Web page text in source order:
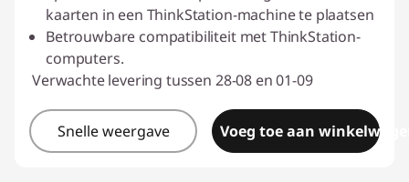
kaarten in een ThinkStation-machine te plaatsen
Betrouwbare compatibiliteit met ThinkStation-
computers.
Verwachte levering tussen 28-08 en 01-09
Snelle weergave Voeg toe aan